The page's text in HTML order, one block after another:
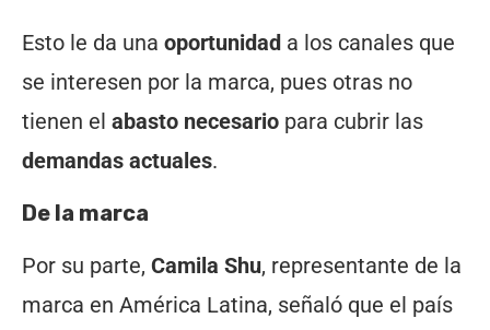
Esto le da una oportunidad a los canales que
se interesen por la marca, pues otras no
tienen el abasto necesario para cubrir las
demandas actuales.
De la marca
Por su parte, Camila Shu, representante de la
marca en América Latina, señaló que el país